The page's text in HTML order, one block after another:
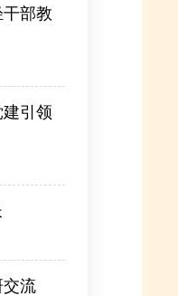
部教
引领
交流